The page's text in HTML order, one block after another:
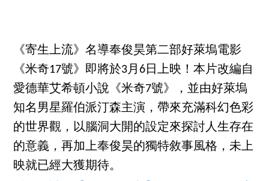
《寄生上流》名導奉俊昊第二部好萊塢電影
《米奇17號》即將於3月6日上映！本片改編自
愛德華艾希頓小說《米奇7號》，並由好萊塢
知名男星羅伯派汀森主演，帶來充滿科幻色彩
的世界觀，以腦洞大開的設定來探討人生存在
的意義，再加上奉俊昊的獨特敘事風格，未上
映就已經大獲期待。